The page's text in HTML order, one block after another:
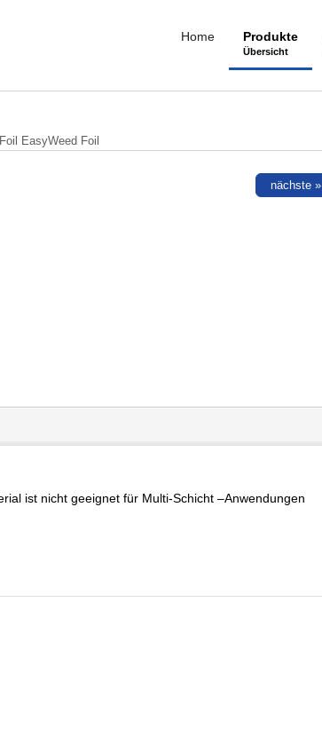
Home Produkte
Übersicht
EasyWeed Foil
nächste »
ist nicht geeignet für Multi-Schicht –Anwendungen